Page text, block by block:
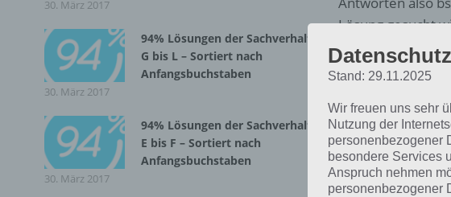
Lösung gesucht
30. März 2017
94% Lösungen der Sachverhalte
G bis L – Sortiert nach
Anfangsbuchstaben
30. März 2017
94% Lösungen der Sachverhalte
E bis F – Sortiert nach
Anfangsbuchstaben
30. März 2017
Stand: 29.11.2025
Wir freuen uns sehr
Nutzung der
personenbezogener
besondere Services
Anspruch nehmen
personenbezogener